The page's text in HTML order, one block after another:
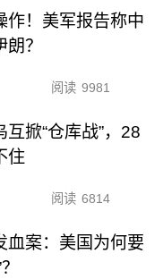
作！美军报告称中
？
阅读 9981
掀“仓库战”，28
住
阅读 6814
血案：美国为何要